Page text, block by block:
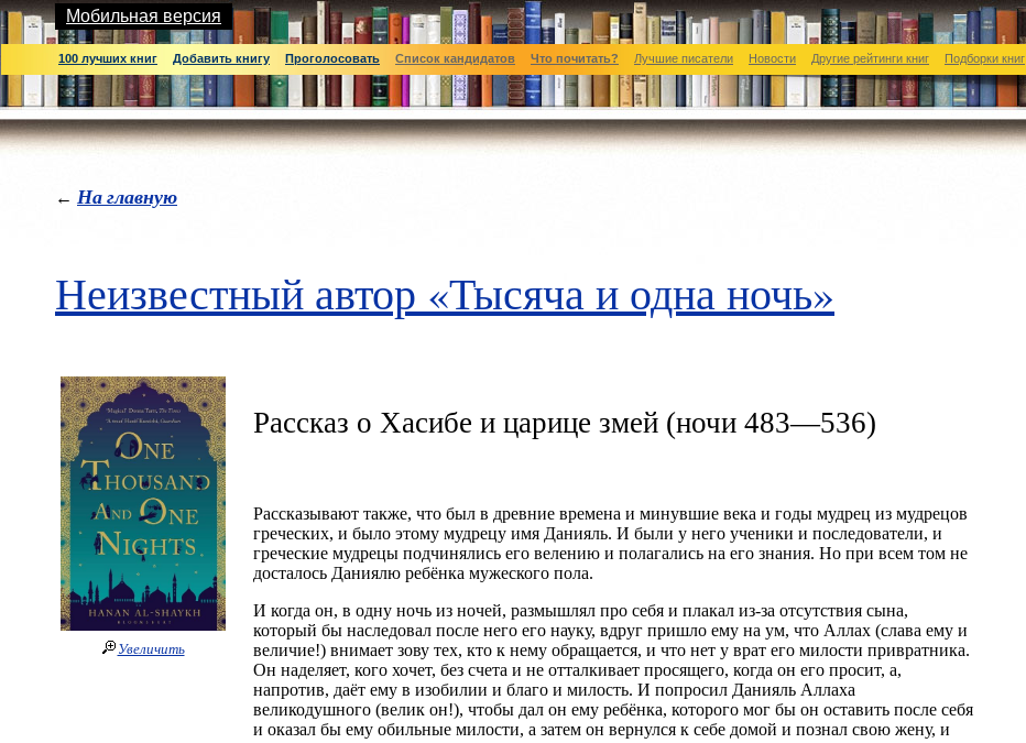
Мобильная версия
100 лучших книг Добавить книгу Проголосовать Список кандидатов Что почитать? Лучшие писатели Новости Другие рейтинги книг Подборки книг
← На главную
Неизвестный автор «Тысяча и одна ночь»
Увеличить
Рассказ о Хасибе и царице змей (ночи 483—536)
Рассказывают также, что был в древние времена и минувшие века и годы мудрец из мудрецов
греческих, и было этому мудрецу имя Данияль. И были у него ученики и последователи, и
греческие мудрецы подчинялись его велению и полагались на его знания. Но при всем том не
досталось Даниялю ребёнка мужеского пола.
И когда он, в одну ночь из ночей, размышлял про себя и плакал из-за отсутствия сына,
который бы наследовал после него его науку, вдруг пришло ему на ум, что Аллах (слава ему и
величие!) внимает зову тех, кто к нему обращается, и что нет у врат его милости привратника.
Он наделяет, кого хочет, без счета и не отталкивает просящего, когда он его просит, а,
напротив, даёт ему в изобилии и благо и милость. И попросил Данияль Аллаха
великодушного (велик он!), чтобы дал он ему ребёнка, которого мог бы он оставить после себя
и оказал бы ему обильные милости, а затем он вернулся к себе домой и познал свою жену, и